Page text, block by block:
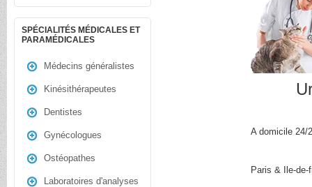
SPÉCIALITÉS MÉDICALES ET
PARAMÉDICALES
Médecins généralistes
Kinésithérapeutes
Dentistes
Gynécologues
Ostéopathes
Laboratoires d'analyses
A domicile 24/
Paris & Ile-de-